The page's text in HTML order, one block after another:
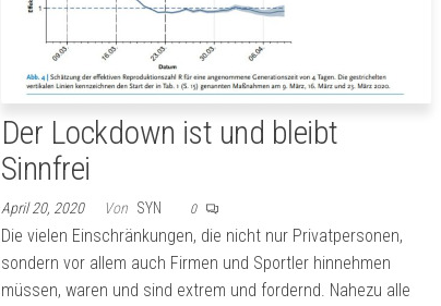
Der Lockdown ist und bleibt
Sinnfrei
April 20, 2020 Von SYN 0
Die vielen Einschränkungen, die nicht nur Privatpersonen,
sondern vor allem auch Firmen und Sportler hinnehmen
müssen, waren und sind extrem und fordernd. Nahezu alle